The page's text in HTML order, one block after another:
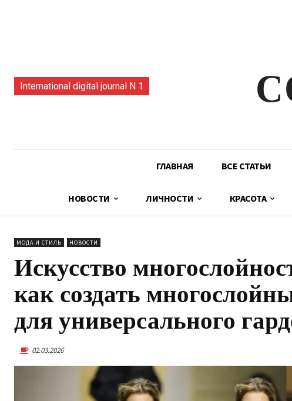
International digital journal N 1
ГЛАВНАЯ ВСЕ СТАТЬИ
НОВОСТИ ЛИЧНОСТИ КРАСОТА
МОДА И СТИЛЬ НОВОСТИ
Искусство
как создать
для универсального
02.03.2026